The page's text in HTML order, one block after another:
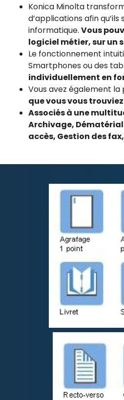
Konica Minolta
d’applications afin
informatique. Vous
logiciel métier, sur un
Le fonctionnement
Smartphones ou des
individuellement en
Vous avez également la
que vous vous
Associés à une
Archivage,
accès, Gestion des